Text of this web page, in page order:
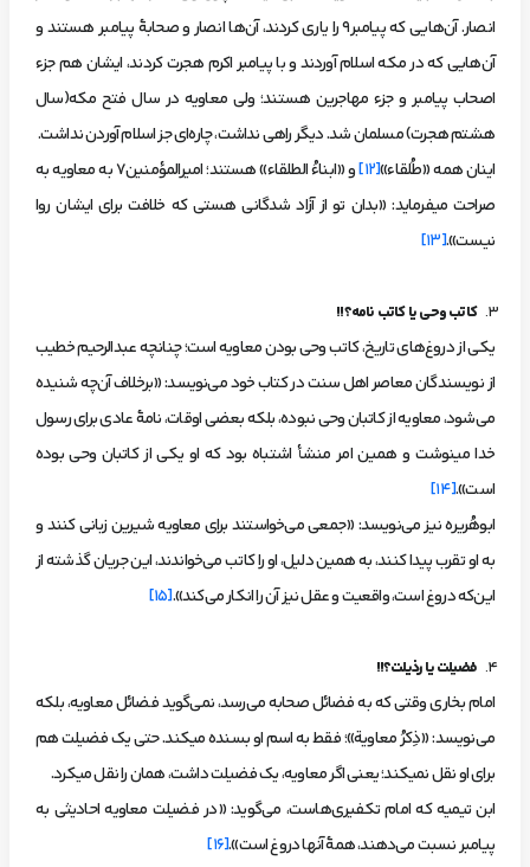
انصار. آن‌هایی که پیامبر9 را یاری کردند، آن‌ها انصار و صحابۀ پیامبر هستند و
آن‌هایی که در مکه اسلام آوردند و با پیامبر اکرم هجرت کردند، ایشان هم جزء
اصحاب پیامبر و جزء مهاجرین هستند؛ ولی معاویه در سال فتح مکه(سال
هشتم هجرت) مسلمان شد. دیگر راهی نداشت، چاره‌ای جز اسلام آوردن نداشت.
اینان همه «طُلقاء»[12]
و «ابناءُ الطلقاء» هستند؛ امیرالمؤمنین7 به معاویه به
صراحت می­فرماید: «بدان تو از آزاد شدگانی هستی که خلافت برای ایشان روا
نیست».[13]
کاتب وحی یا کاتب نامه؟!!
یکی از دروغ‌های تاریخ، کاتب وحی بودن معاویه است؛ چنان­چه عبدالرحیم خطیب
از نویسندگان معاصر اهل سنت در کتاب خود می‌نویسد: «برخلاف آن‌چه شنیده
می‌شود، معاویه از کاتبان وحی نبوده، بلکه بعضی اوقات، نامۀ عادی برای رسول
خدا می­نوشت و همین امر منشأ اشتباه بود که او یکی از کاتبان وحی بوده
است».[14]
ابوهُریره نیز می‌نویسد: «جمعی می‌خواستند برای معاویه شیرین زبانی کنند و
به او تقرب پیدا کنند، به همین دلیل، او را کاتب می‌خواندند، این جریان گذشته از
این‌که دروغ است، واقعیت و عقل نیز آن را انکار می‌کند».[15]
فضیلت یا رذیلت؟!!
امام بخاری وقتی که به فضائل صحابه می‌رسد، نمی‌گوید فضائل معاویه، بلکه
می‌‌نویسد: «ذِکرُ معاویة»؛ فقط به اسم او بسنده می­­کند. حتی یک فضیلت هم
برای او نقل نمی­کند؛ یعنی اگر معاویه، یک فضیلت داشت، همان را نقل می­کرد.
ابن تیمیه که امام تکفیری‌هاست، می‌گوید: «در فضیلت معاویه احادیثی به
پیامبر نسبت می‌دهند، همۀ آنها دروغ است».[16]